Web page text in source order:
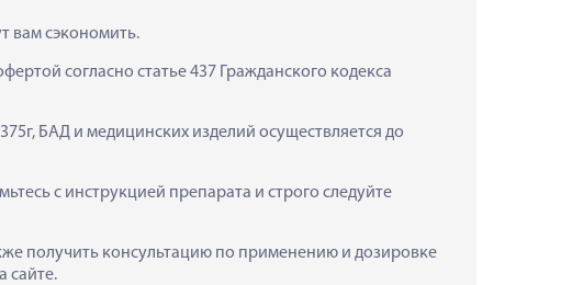
вам сэкономить.
согласно статье 437 Гражданского кодекса
БАД и медицинских изделий осуществляется до
с инструкцией препарата и строго следуйте
получить консультацию по применению и дозировке
сайте.